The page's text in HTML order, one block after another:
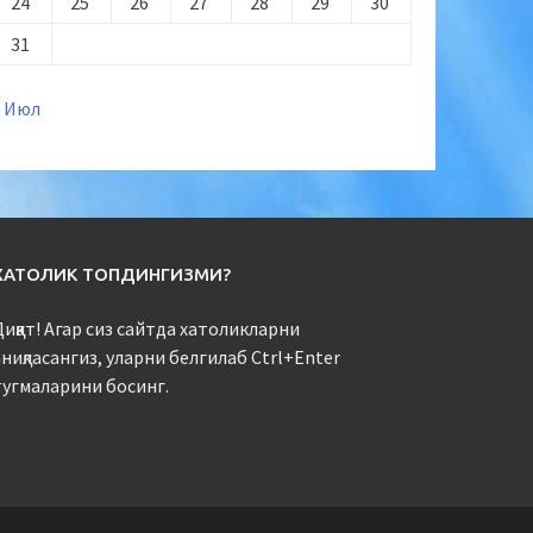
31
Июл
ТОПДИНГИЗМИ?
Агар сиз сайтда хатоликларни
уларни белгилаб Ctrl+Enter
босинг.